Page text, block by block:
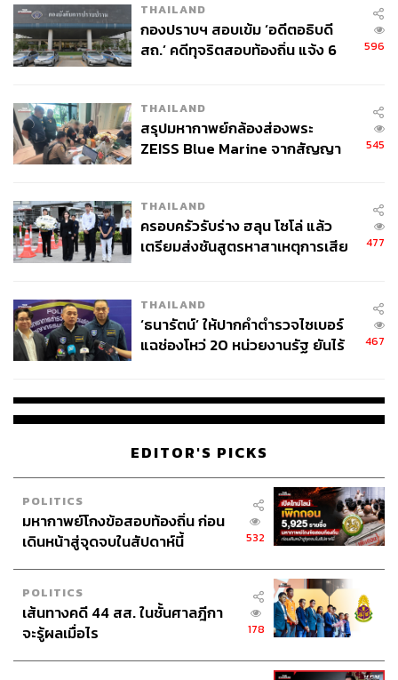
THAILAND
กองปราบฯ สอบเข้ม ‘อดีตอธิบดี
สถ.’ คดีทุจริตสอบท้องถิ่น แจ้ง 6
596
THAILAND
สรุปมหากาพย์กล้องส่องพระ
ZEISS Blue Marine จากสัญญา
จ่ายหนี้-แอบระบุแบรนด์
545
THAILAND
ครอบครัวรับร่าง ฮลุน โซโล่ แล้ว
เตรียมส่งชันสูตรหาสาเหตุการเสีย
477
THAILAND
‘ธนารัตน์’ ให้ปากคำตำรวจไซเบอร์
แฉช่องโหว่ 20 หน่วยงานรัฐ ยันไร้
467
EDITOR'S PICKS
POLITICS
มหากาพย์โกงข้อสอบท้องถิ่น ก่อน
เดินหน้าสู่จุดจบในสัปดาห์นี้
532
POLITICS
เส้นทางคดี 44 สส. ในชั้นศาลฎีกา
จะรู้ผลเมื่อไร
178